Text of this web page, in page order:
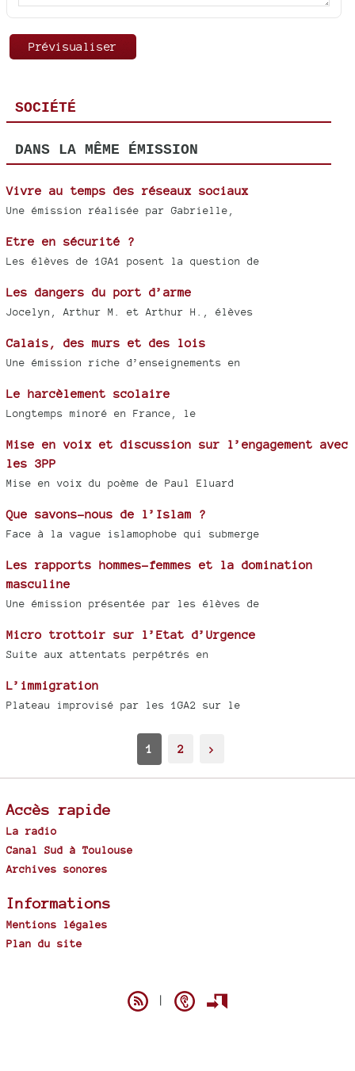
SOCIÉTÉ
DANS LA MÊME ÉMISSION
Vivre au temps des réseaux sociaux
Une émission réalisée par Gabrielle,
Etre en sécurité ?
Les élèves de 1GA1 posent la question de
Les dangers du port d’arme
Jocelyn, Arthur M. et Arthur H., élèves
Calais, des murs et des lois
Une émission riche d’enseignements en
Le harcèlement scolaire
Longtemps minoré en France, le
Mise en voix et discussion sur l’engagement avec
les 3PP
Mise en voix du poème de Paul Eluard
Que savons-nous de l’Islam ?
Face à la vague islamophobe qui submerge
Les rapports hommes-femmes et la domination
masculine
Une émission présentée par les élèves de
Micro trottoir sur l’Etat d’Urgence
Suite aux attentats perpétrés en
L’immigration
Plateau improvisé par les 1GA2 sur le
1 2 >
Accès rapide
La radio
Canal Sud à Toulouse
Archives sonores
Informations
Mentions légales
Plan du site
|